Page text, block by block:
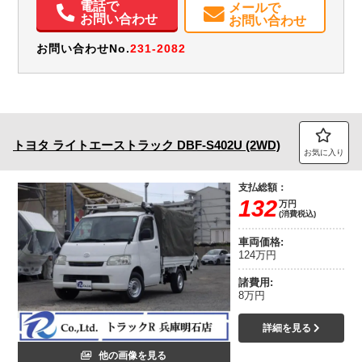
電話で
お問い合わせ
メールで
お問い合わせ
お問い合わせNo.231-2082
トヨタ ライトエーストラック DBF-S402U (2WD) お気に入り
他の画像を見る
支払総額：
132万円
(消費税込)
車両価格:
124万円
諸費用:
8万円
詳細を見る